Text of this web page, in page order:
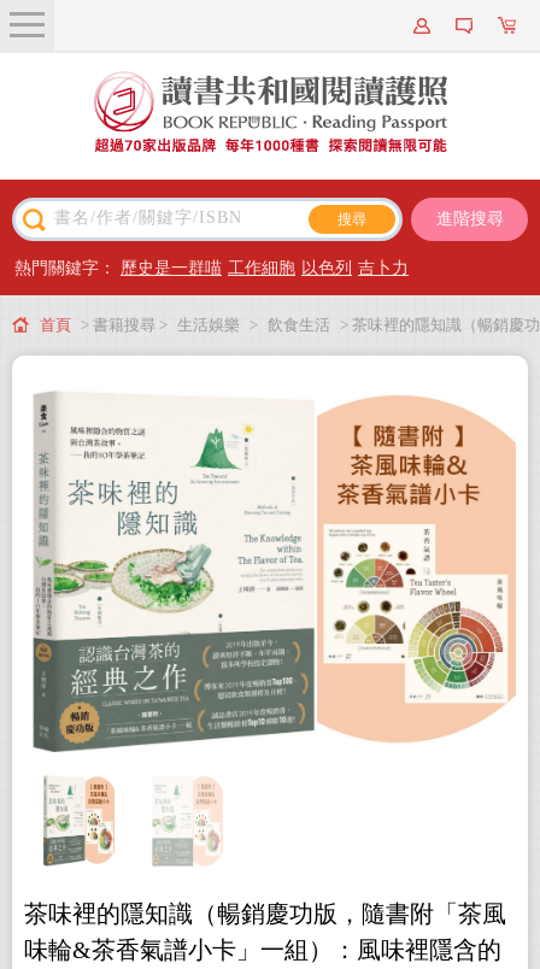
關於我們
近期新書
主題閱讀
出版專區
會員專屬
進階搜尋
熱門關鍵字： 歷史是一群喵 工作細胞 以色列 吉卜力
首頁 > 書籍搜尋 > 生活娛樂 > 飲食生活 > 茶味裡的隱知識（暢銷慶功
灣茶故事，我的10年學茶筆記
茶味裡的隱知識（暢銷慶功版，隨書附「茶風
味輪&茶香氣譜小卡」一組）：風味裡隱含的